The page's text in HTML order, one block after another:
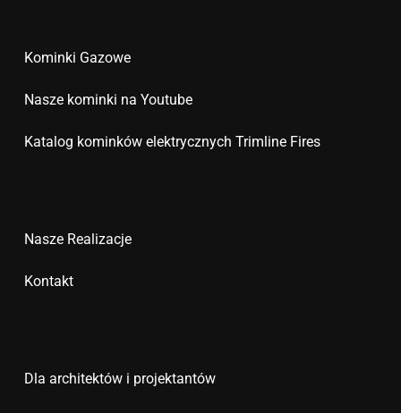
Kominki Gazowe
Nasze kominki na Youtube
Katalog kominków elektrycznych Trimline Fires
Nasze Realizacje
Kontakt
Dla architektów i projektantów